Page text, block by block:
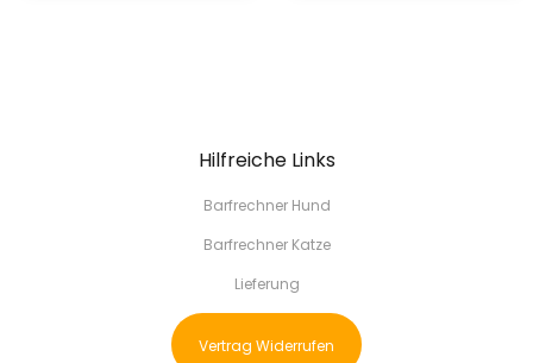
Hilfreiche Links
Barfrechner Hund
Barfrechner Katze
Lieferung
Vertrag Widerrufen